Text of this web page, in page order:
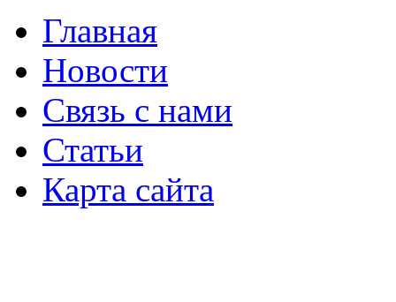
Главная
Новости
Связь с нами
Статьи
Карта сайта